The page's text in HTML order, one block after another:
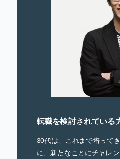
転職を検討されている
30代は、これまで培って
に、新たなことにチャレ